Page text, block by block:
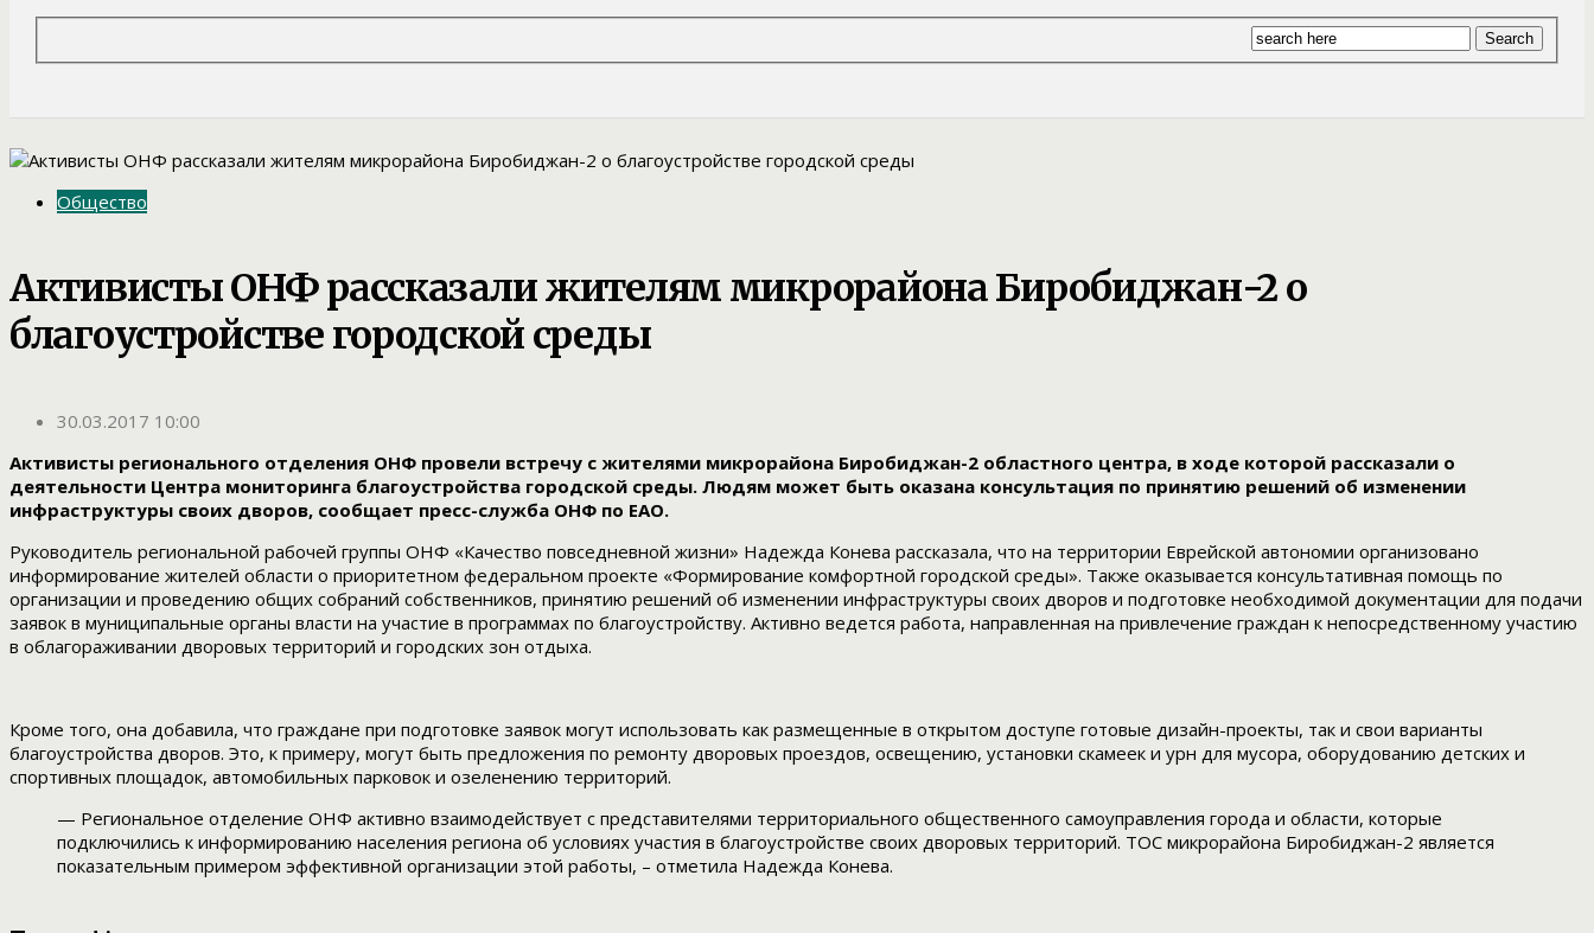
Общество
Активисты ОНФ рассказали жителям микрорайона Биробиджан-2 о
благоустройстве городской среды
30.03.2017 10:00
Активисты регионального отделения ОНФ провели встречу с жителями микрорайона Биробиджан-2 областного центра, в ходе которой рассказали о
деятельности Центра мониторинга благоустройства городской среды. Людям может быть оказана консультация по принятию решений об изменении
инфраструктуры своих дворов, сообщает пресс-служба ОНФ по ЕАО.
Руководитель региональной рабочей группы ОНФ «Качество повседневной жизни» Надежда Конева рассказала, что на территории Еврейской автономии организовано
информирование жителей области о приоритетном федеральном проекте «Формирование комфортной городской среды». Также оказывается консультативная помощь по
организации и проведению общих собраний собственников, принятию решений об изменении инфраструктуры своих дворов и подготовке необходимой документации для подачи
заявок в муниципальные органы власти на участие в программах по благоустройству. Активно ведется работа, направленная на привлечение граждан к непосредственному участию
в облагораживании дворовых территорий и городских зон отдыха.
Кроме того, она добавила, что граждане при подготовке заявок могут использовать как размещенные в открытом доступе готовые дизайн-проекты, так и свои варианты
благоустройства дворов. Это, к примеру, могут быть предложения по ремонту дворовых проездов, освещению, установки скамеек и урн для мусора, оборудованию детских и
спортивных площадок, автомобильных парковок и озеленению территорий.
— Региональное отделение ОНФ активно взаимодействует с представителями территориального общественного самоуправления города и области, которые
подключились к информированию населения региона об условиях участия в благоустройстве своих дворовых территорий. ТОС микрорайона Биробиджан-2 является
показательным примером эффективной организации этой работы, – отметила Надежда Конева.